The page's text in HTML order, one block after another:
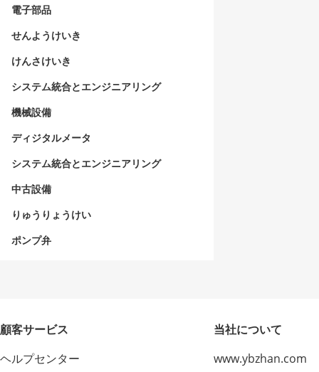
電子部品
せんようけいき
けんさけいき
システム統合とエンジニアリング
機械設備
ディジタルメータ
システム統合とエンジニアリング
中古設備
りゅうりょうけい
ポンプ弁
顧客サービス
ヘルプセンター
当社について
www.ybzhan.com